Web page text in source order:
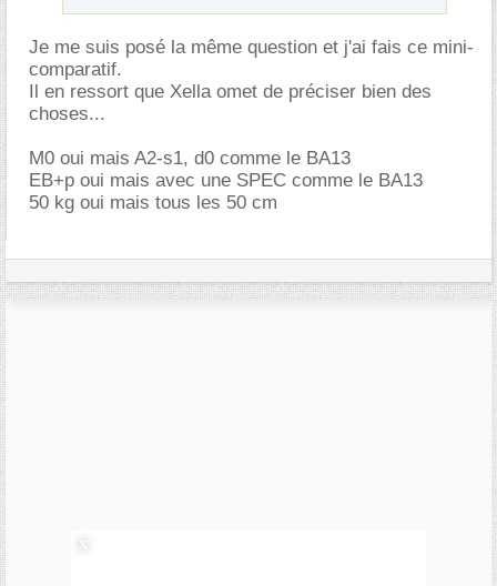
Je me suis posé la même question et j'ai fais ce mini-
comparatif.
Il en ressort que Xella omet de préciser bien des
choses...
M0 oui mais A2-s1, d0 comme le BA13
EB+p oui mais avec une SPEC comme le BA13
50 kg oui mais tous les 50 cm